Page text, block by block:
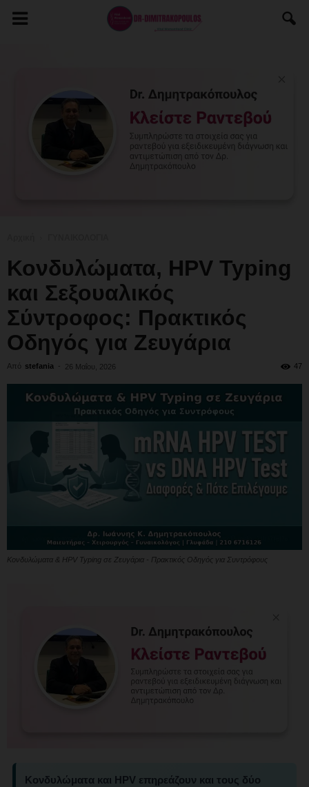
Κονδυλώματα, HPV Typing
και Σεξουαλικός
Σύντροφος: Πρακτικός
Οδηγός για Ζευγάρια
Από stefania - 26 Μαΐου, 2026 47
Κονδυλώματα & HPV Typing σε Ζευγάρια - Πρακτικός Οδηγός για Συντρόφους
Κονδυλώματα και HPV επηρεάζουν και τους δύο